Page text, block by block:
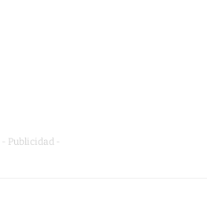
- Publicidad -